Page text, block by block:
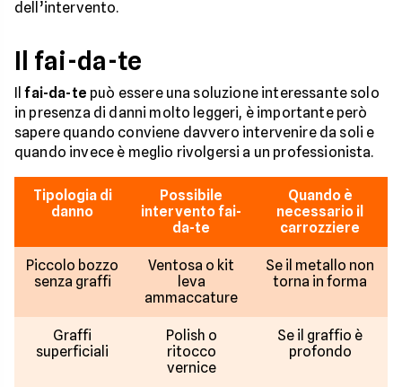
dell’intervento.
Il fai-da-te
Ilfai-da-te può essere una soluzione interessante solo
in presenza di danni molto leggeri, è importante però
sapere quando conviene davvero intervenire da soli e
quando invece è meglio rivolgersi a un professionista.
Tipologia di
danno
Possibile
intervento fai-
da-te
Quando è
necessario il
carrozziere
Piccolo bozzo
senza graffi
Ventosa o kit
leva
ammaccature
Se il metallo non
torna in forma
Graffi
superficiali
Polish o
ritocco
vernice
Se il graffio è
profondo